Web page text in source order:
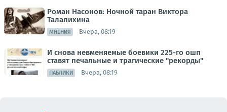
Роман Насонов: Ночной таран Виктора
Талалихина
МНЕНИЯ Вчера, 08:19
И снова невменяемые боевики 225-го ошп
ставят печальные и трагические "рекорды"
ПАБЛИКИ Вчера, 08:19